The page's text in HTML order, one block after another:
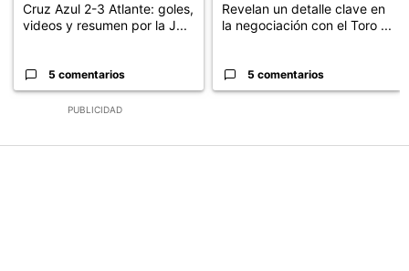
PUBLICIDAD
Cruz Azul 2-3 Atlante: goles,
videos y resumen por la J...
5 comentarios
Revelan un detalle clave en
la negociación con el Toro ...
5 comentarios